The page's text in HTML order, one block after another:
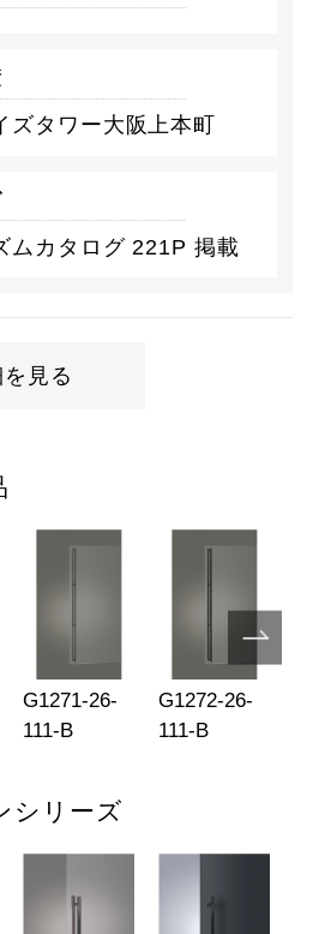
ズタワー大阪上本町
ムカタログ 221P 掲載
見る
G1271-26-
111-B
G1272-26-
111-B
シリーズ